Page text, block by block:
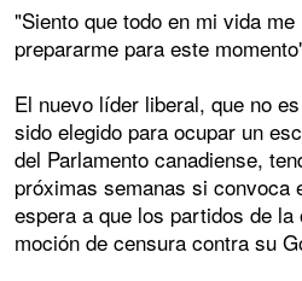
"Siento que todo en mi vida me
prepararme para este
El nuevo líder liberal, que no
sido elegido para ocupar un
del Parlamento canadiense,
próximas semanas si convoca
espera a que los partidos de
moción de censura contra su